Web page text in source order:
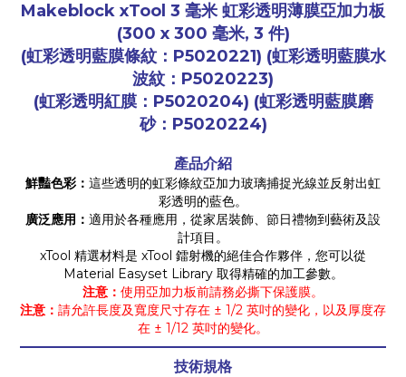
Makeblock xTool 3 毫米 虹彩透明薄膜亞加力板
(300 x 300 毫米, 3 件)
(虹彩透明藍膜條紋：P5020221) (虹彩透明藍膜水
波紋：P5020223)
(虹彩透明紅膜：P5020204) (虹彩透明藍膜磨
砂：P5020224)
產品介紹
鮮豔色彩： 這些透明的虹彩條紋亞加力玻璃捕捉光線並反射出虹
彩透明的藍色。
廣泛應用： 適用於各種應用，從家居裝飾、節日禮物到藝術及設
計項目。
xTool 精選材料是 xTool 鐳射機的絕佳合作夥伴，您可以從
Material Easyset Library 取得精確的加工參數。
注意： 使用亞加力板前請務必撕下保護膜。
注意： 請允許長度及寬度尺寸存在 ± 1/2 英吋的變化，以及厚度存
在 ± 1/12 英吋的變化。
技術規格